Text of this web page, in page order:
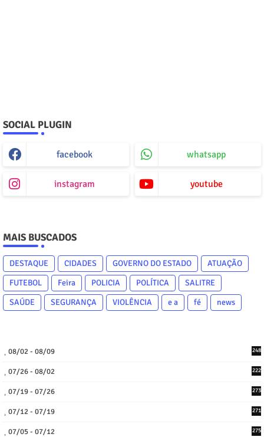
SOCIAL PLUGIN
facebook whatsapp
instagram youtube
MAIS BUSCADOS
DESTAQUE CIDADES GOVERNO DO ESTADO
ATUAÇÃO
FUTEBOL
Feira POLICIA POLÍTICA
SALITRE
SAÚDE
SEGURANÇA VIOLÊNCIA e a fé news
08/02 - 08/09 248
07/26 - 08/02 222
07/19 - 07/26 273
07/12 - 07/19 271
07/05 - 07/12 275